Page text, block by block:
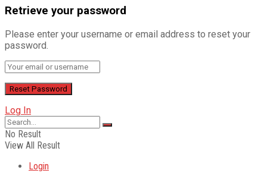
Retrieve your password
Please enter your username or email address to reset your
password.
Log In
No Result
View All Result
Login